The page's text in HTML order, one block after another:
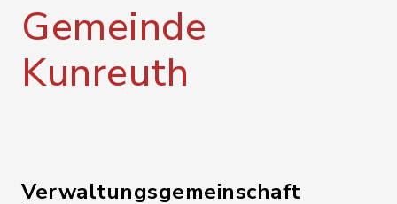
Gemeinde
Kunreuth
Verwaltungsgemeinschaft